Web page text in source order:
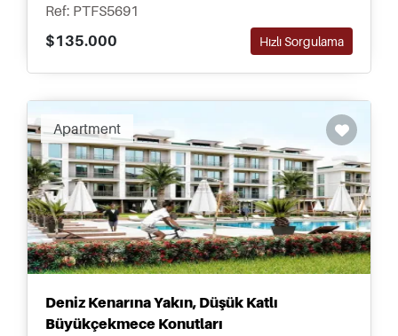
Ref: PTFS5691
$135.000
Hızlı Sorgulama
Apartment
Deniz Kenarına Yakın, Düşük Katlı
Büyükçekmece Konutları